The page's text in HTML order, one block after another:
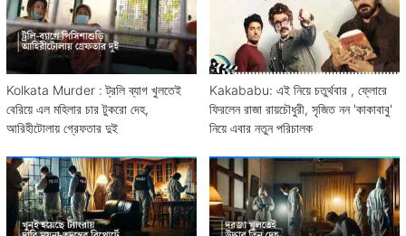
Kolkata Murder : ট্রলি ব্যাগ খুলতেই
বেরিয়ে এল মহিলার চার টুকরো দেহ,
আরিহীটোলায় গ্রেফতার দুই
Kakababu: এই নিয়ে চতুর্থবার , ফ্লোরে
ফিরলেন রাজা রায়চৌধুরী, সৃজিত নন 'কাকাবাবু'
নিয়ে এবার নতুন পরিচালক